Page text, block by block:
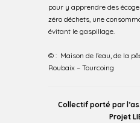
pour y apprendre des
zéro déchets, une
évitant le gaspillage.
© : Maison de l’eau, de la
Roubaix – Tourcoing
Collectif porté par
Projet